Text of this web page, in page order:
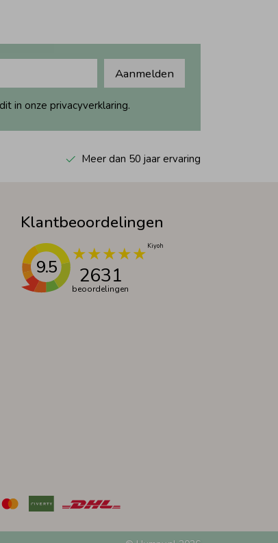
Aanmelden
in onze privacyverklaring.
Meer dan 50 jaar ervaring
Klantbeoordelingen
9.5 2631
beoordelingen